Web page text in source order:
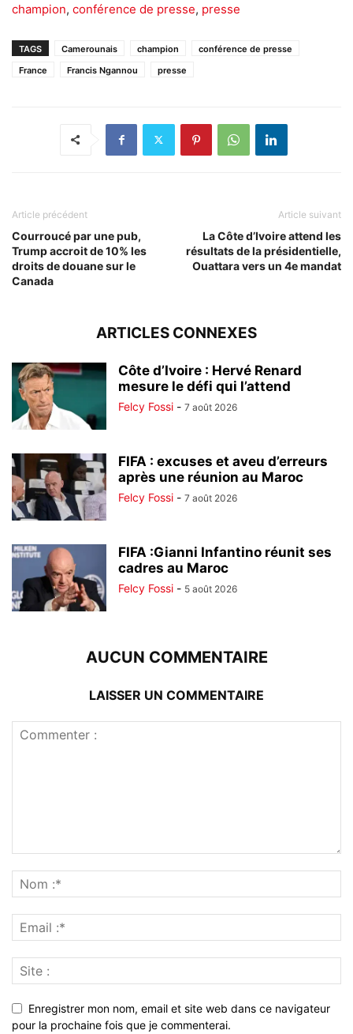
champion, conférence de presse, presse
TAGS Camerounais champion
conférence de presse
France
Francis Ngannou presse
Article précédent
Courroucé par une pub,
Trump accroit de 10% les
droits de douane sur le
Canada
Article suivant
La Côte d’Ivoire attend les
résultats de la présidentielle,
Ouattara vers un 4e mandat
ARTICLES CONNEXES
Côte d’Ivoire : Hervé Renard
mesure le défi qui l’attend
Felcy Fossi - 7 août 2026
FIFA : excuses et aveu d’erreurs
après une réunion au Maroc
Felcy Fossi - 7 août 2026
FIFA :Gianni Infantino réunit ses
cadres au Maroc
Felcy Fossi - 5 août 2026
AUCUN COMMENTAIRE
LAISSER UN COMMENTAIRE
Enregistrer mon nom, email et site web dans ce navigateur
pour la prochaine fois que je commenterai.